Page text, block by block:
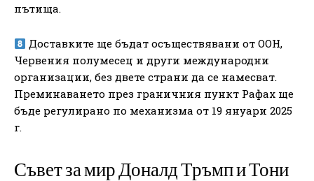
пътища.
Доставките ще бъдат осъществявани от ООН,
Червения полумесец и други международни
организации, без двете страни да се намесват.
Преминаването през граничния пункт Рафах ще
бъде регулирано по механизма от 19 януари 2025
г.
Съвет за мир Доналд Тръмп и Тони